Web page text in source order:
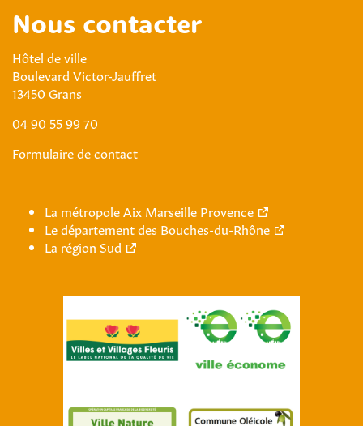
Nous contacter
Hôtel de ville
Boulevard Victor-Jauffret
13450 Grans
04 90 55 99 70
Formulaire de contact
La métropole Aix Marseille Provence
Le département des Bouches-du-Rhône
La région Sud